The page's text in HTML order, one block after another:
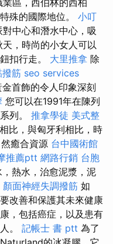
區，西伯林的西柏
殊的國際地位。 小叮
中心和潛水中心，吸
，時尚的小女人可以
扣行走。 大里推拿 除
撥筋 seo services
首飾的令人印象深刻
您可以在1991年在陳列
列。 推拿學徒 美式整
比，與匈牙利相比，時
癒合資源 台中國術館
推薦ptt 網路行銷 台胞
熱水，治愈泥漿，泥
顏面神經失調撥筋 如
改善和保護其未來健康
，包括癌症，以及患有
。 記帳士 書 ptt 為了